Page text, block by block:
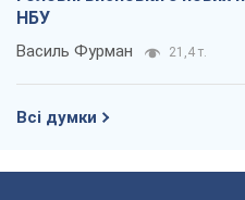
НБУ
Василь Фурман 21,4 т.
Всі думки